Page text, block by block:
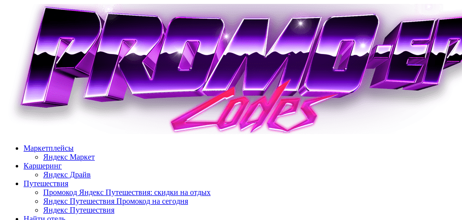
содержимому
Маркетплейсы
Яндекс Маркет
Каршеринг
Яндекс Драйв
Путешествия
Промокод Яндекс Путешествия: скидки на отдых
Яндекс Путешествия Промокод на сегодня
Яндекс Путешествия